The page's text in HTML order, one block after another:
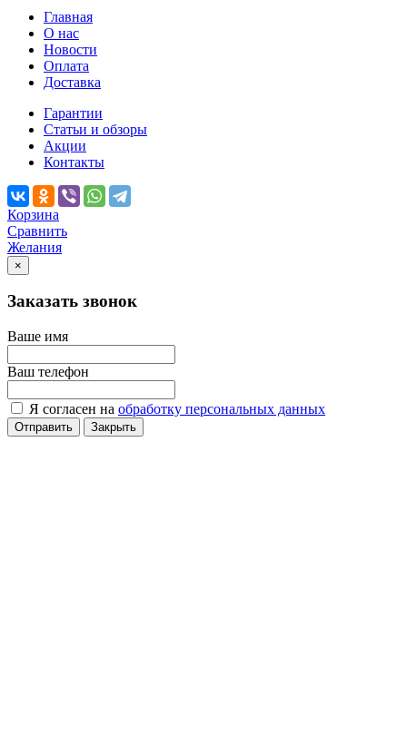
Главная
О нас
Новости
Оплата
Доставка
Гарантии
Статьи и обзоры
Акции
Контакты
Корзина
Сравнить
Желания
×
Заказать звонок
Ваше имя
Ваш телефон
Я согласен на обработку персональных данных
Отправить Закрыть